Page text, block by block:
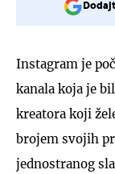
Instagram je
kanala koja je
kreatora koji
brojem svojih
jednostranog